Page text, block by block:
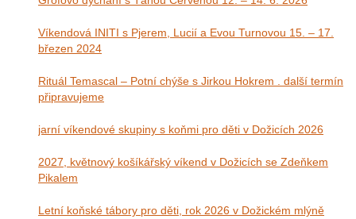
Víkendová INITI s Pjerem, Lucií a Evou Turnovou 15. – 17.
březen 2024
Rituál Temascal – Potní chýše s Jirkou Hokrem . další termín
připravujeme
jarní víkendové skupiny s koňmi pro děti v Dožicích 2026
2027, květnový košíkářský víkend v Dožicích se Zdeňkem
Pikalem
Letní koňské tábory pro děti, rok 2026 v Dožickém mlýně